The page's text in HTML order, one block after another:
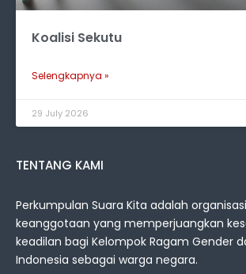
Koalisi Sekutu
Selengkapnya »
29 July 2026
TENTANG KAMI
Perkumpulan Suara Kita adalah
keanggotaan yang memperjuangkan
keadilan bagi Kelompok Ragam Gender
Indonesia sebagai warga negara.